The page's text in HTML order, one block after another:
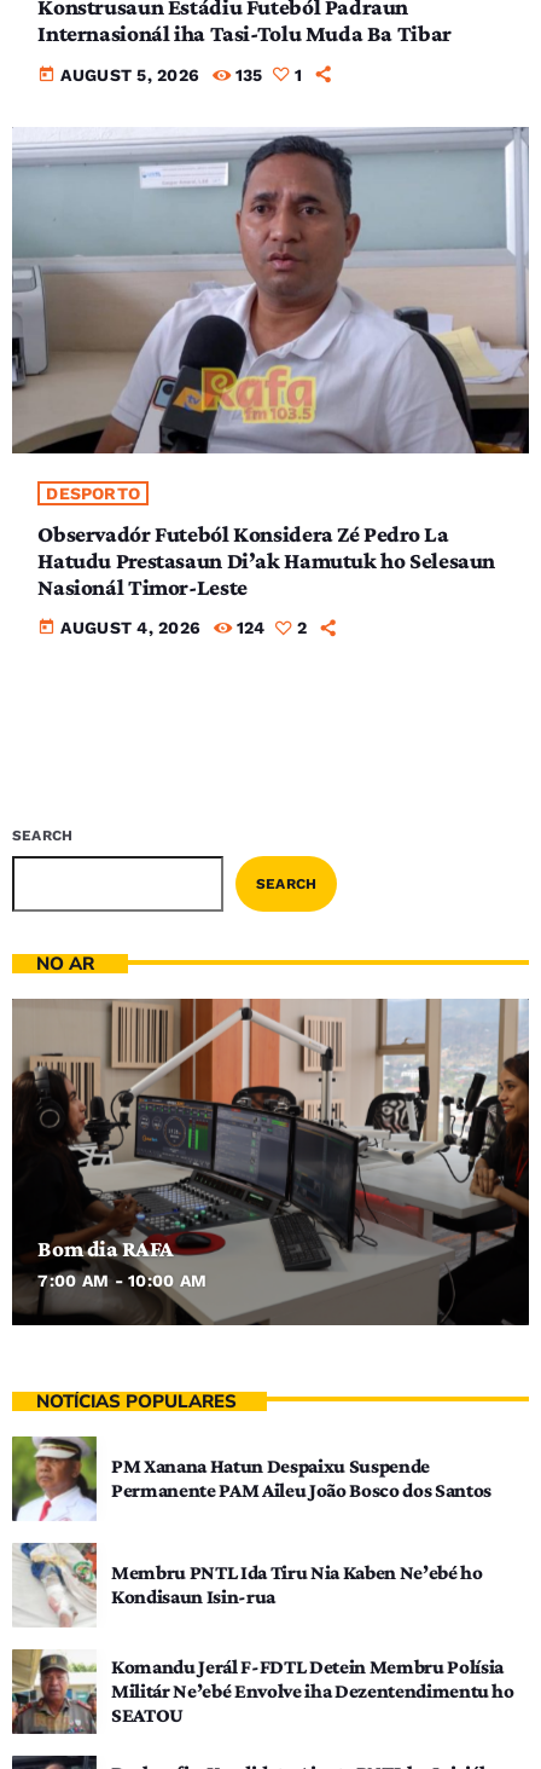
Konstrusaun Estádiu Futeból Padraun
Internasionál iha Tasi-Tolu Muda Ba Tibar
today AUGUST 5, 2026 135 1
DESPORTO
Observadór Futeból Konsidera Zé Pedro La
Hatudu Prestasaun Di’ak Hamutuk ho Selesaun
Nasionál Timor-Leste
today AUGUST 4, 2026 124 2
SEARCH
SEARCH
NO AR
Bom dia RAFA
7:00 AM - 10:00 AM
NOTÍCIAS POPULARES
PM Xanana Hatun Despaixu Suspende
Permanente PAM Aileu João Bosco dos Santos
Membru PNTL Ida Tiru Nia Kaben Ne’ebé ho
Kondisaun Isin-rua
Komandu Jerál F-FDTL Detein Membru Polísia
Militár Ne’ebé Envolve iha Dezentendimentu ho
SEATOU